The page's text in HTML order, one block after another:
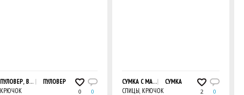
0 0
ПУЛОВЕР, ВЫПОЛНЕННЫЙ КРЮЧКОМ
ПУЛОВЕР
КРЮЧОК
2 0
СУМКА С МАГНИТНОЙ ЗАСТЕЖКОЙ
СУМКА
СПИЦЫ, КРЮЧОК